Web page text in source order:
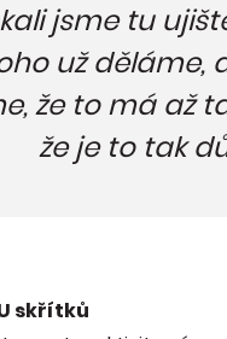
jsme tu
už děláme,
že to má až
že je to tak
skřítků